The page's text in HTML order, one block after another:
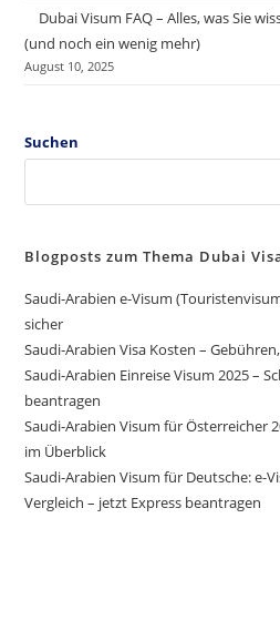
Dubai Visum FAQ – Alles, was Sie
(und noch ein wenig mehr)
August 10, 2025
Suchen
Blogposts zum Thema Dubai
Saudi-Arabien e-Visum
sicher
Saudi-Arabien Visa Kosten –
Saudi-Arabien Einreise Visum 2025 –
beantragen
Saudi-Arabien Visum für Österreicher
im Überblick
Saudi-Arabien Visum für Deutsche: e-
Vergleich – jetzt Express beantragen